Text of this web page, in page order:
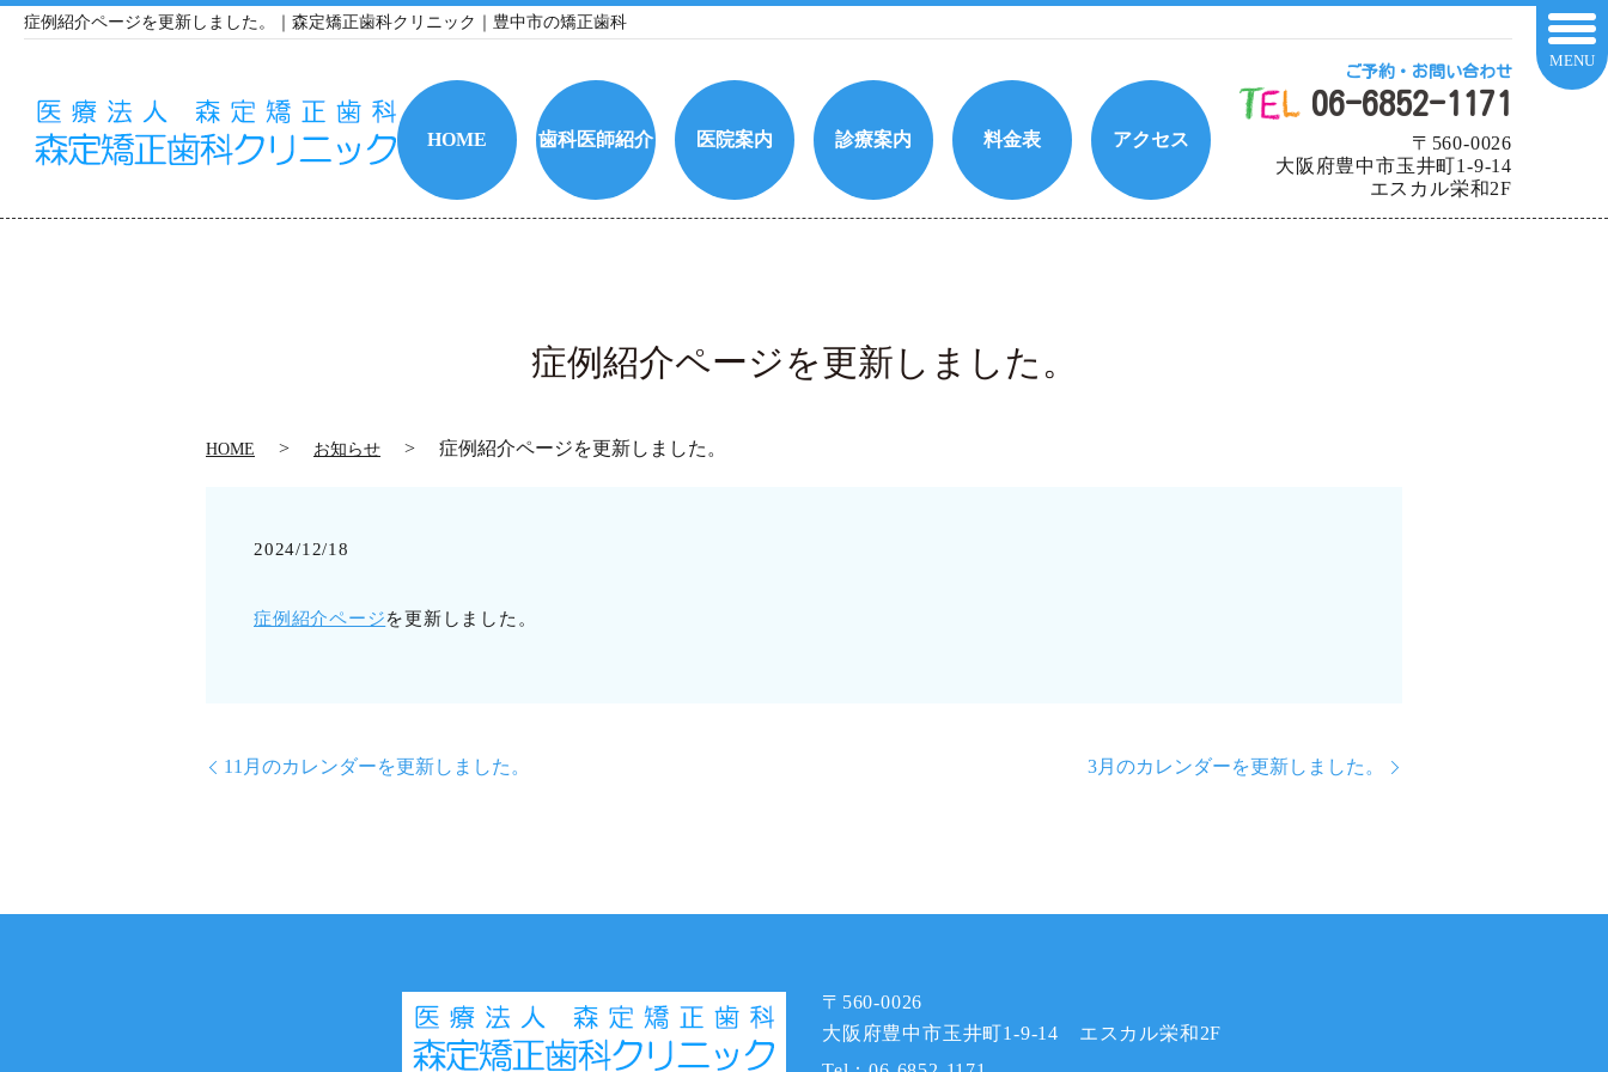
症例紹介ページを更新しました。｜森定矯正歯科クリニック｜豊中市の矯正歯科
HOME 歯科医師紹介 医院案内 診療案内 料金表 アクセス
ご予約・お問い合わせ
06-6852-1171
〒560-0026
大阪府豊中市玉井町1-9-14
エスカル栄和2F
MENU
症例紹介ページを更新しました。
HOME お知らせ 症例紹介ページを更新しました。
2024/12/18
症例紹介ページを更新しました。
11月のカレンダーを更新しました。 3月のカレンダーを更新しました。
〒560-0026
大阪府豊中市玉井町1-9-14 エスカル栄和2F